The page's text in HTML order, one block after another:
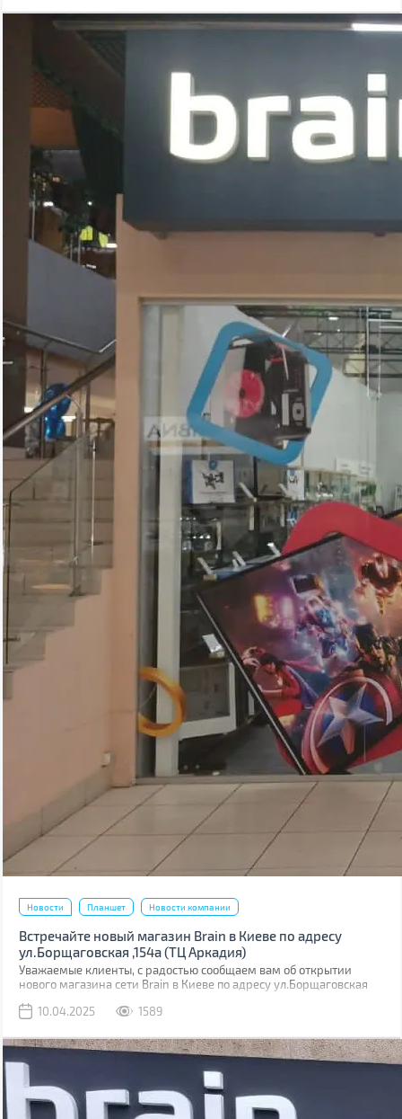
Новости Планшет Новости компании
Встречайте новый магазин Brain в Киеве по адресу
ул.Борщаговская ,154а (ТЦ Аркадия)
Уважаемые клиенты, с радостью сообщаем вам об открытии
нового магазина сети Brain в Киеве по адресу ул.Борщаговская
10.04.2025
1589